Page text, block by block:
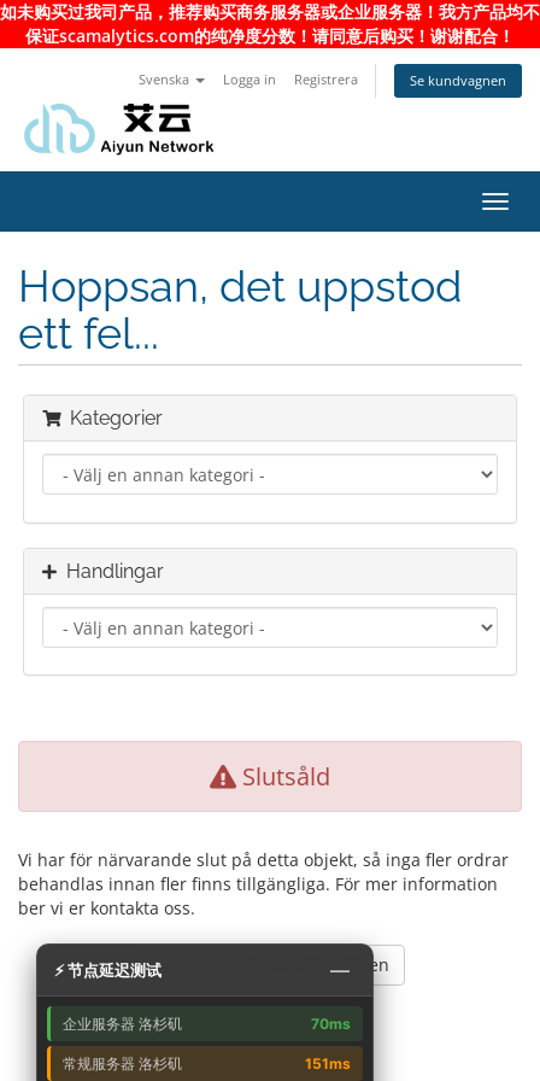
如未购买过我司产品，推荐购买商务服务器或企业服务器！我方产品均不
保证scamalytics.com的纯净度分数！请同意后购买！谢谢配合！
Svenska Logga in Registrera Se kundvagnen
Hoppsan, det uppstod
ett fel...
Kategorier
Handlingar
Slutsåld
Vi har för närvarande slut på detta objekt, så inga fler ordrar
behandlas innan fler finns tillgängliga. För mer information
ber vi er kontakta oss.
Gå tillbaka och försök igen
⚡ 节点延迟测试 —
企业服务器 洛杉矶 70ms
常规服务器 洛杉矶 151ms